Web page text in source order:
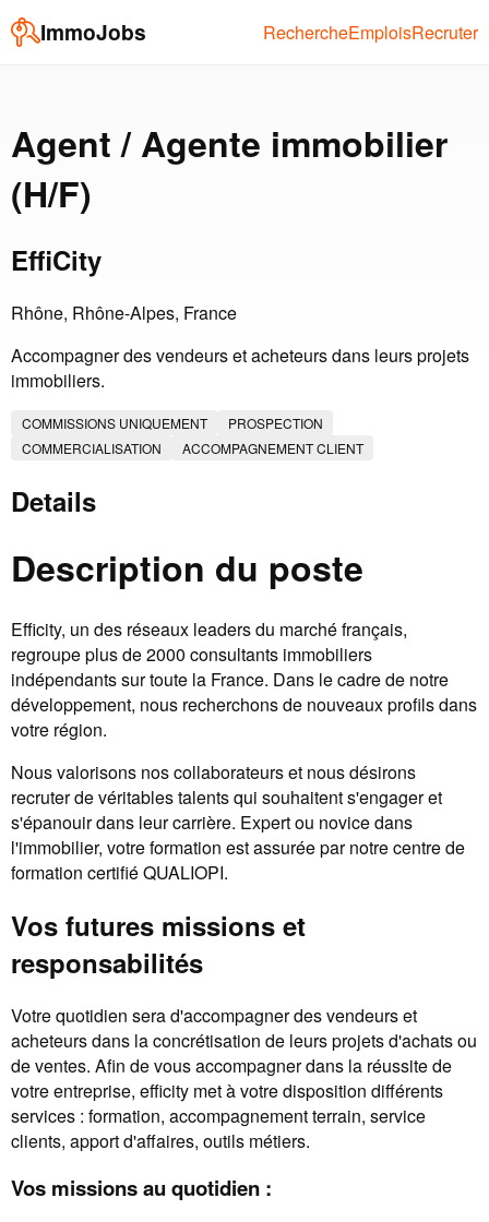
ImmoJobs RechercheEmploisRecruter
Agent / Agente immobilier
(H/F)
EffiCity
Rhône, Rhône-Alpes, France
Accompagner des vendeurs et acheteurs dans leurs projets
immobiliers.
COMMISSIONS UNIQUEMENT
PROSPECTION
COMMERCIALISATION
ACCOMPAGNEMENT CLIENT
Details
Description du poste
Efficity, un des réseaux leaders du marché français,
regroupe plus de 2000 consultants immobiliers
indépendants sur toute la France. Dans le cadre de notre
développement, nous recherchons de nouveaux profils dans
votre région.
Nous valorisons nos collaborateurs et nous désirons
recruter de véritables talents qui souhaitent s'engager et
s'épanouir dans leur carrière. Expert ou novice dans
l'immobilier, votre formation est assurée par notre centre de
formation certifié QUALIOPI.
Vos futures missions et
responsabilités
Votre quotidien sera d'accompagner des vendeurs et
acheteurs dans la concrétisation de leurs projets d'achats ou
de ventes. Afin de vous accompagner dans la réussite de
votre entreprise, efficity met à votre disposition différents
services : formation, accompagnement terrain, service
clients, apport d'affaires, outils métiers.
Vos missions au quotidien :